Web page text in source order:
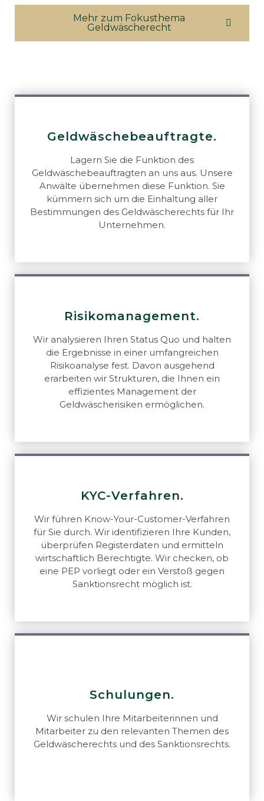
Mehr zum Fokusthema
Geldwäscherecht
Geldwäschebeauftragte.
Lagern Sie die Funktion des
Geldwäschebeauftragten an uns aus. Unsere
Anwälte übernehmen diese Funktion. Sie
kümmern sich um die Einhaltung aller
Bestimmungen des Geldwäscherechts für Ihr
Unternehmen.
Risikomanagement.
Wir analysieren Ihren Status Quo und halten
die Ergebnisse in einer umfangreichen
Risikoanalyse fest. Davon ausgehend
erarbeiten wir Strukturen, die Ihnen ein
effizientes Management der
Geldwäscherisiken ermöglichen.
KYC-Verfahren.
Wir führen Know-Your-Customer-Verfahren
für Sie durch. Wir identifizieren Ihre Kunden,
überprüfen Registerdaten und ermitteln
wirtschaftlich Berechtigte. Wir checken, ob
eine PEP vorliegt oder ein Verstoß gegen
Sanktionsrecht möglich ist.
Schulungen.
Wir schulen Ihre Mitarbeiterinnen und
Mitarbeiter zu den relevanten Themen des
Geldwäscherechts und des Sanktionsrechts.